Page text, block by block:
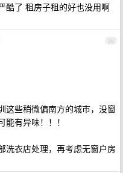
酷了 租房子租的好也没用啊
38
这些稍微偏南方的城市，没窗
有异味！！！
洗衣店处理，再考虑无窗户房